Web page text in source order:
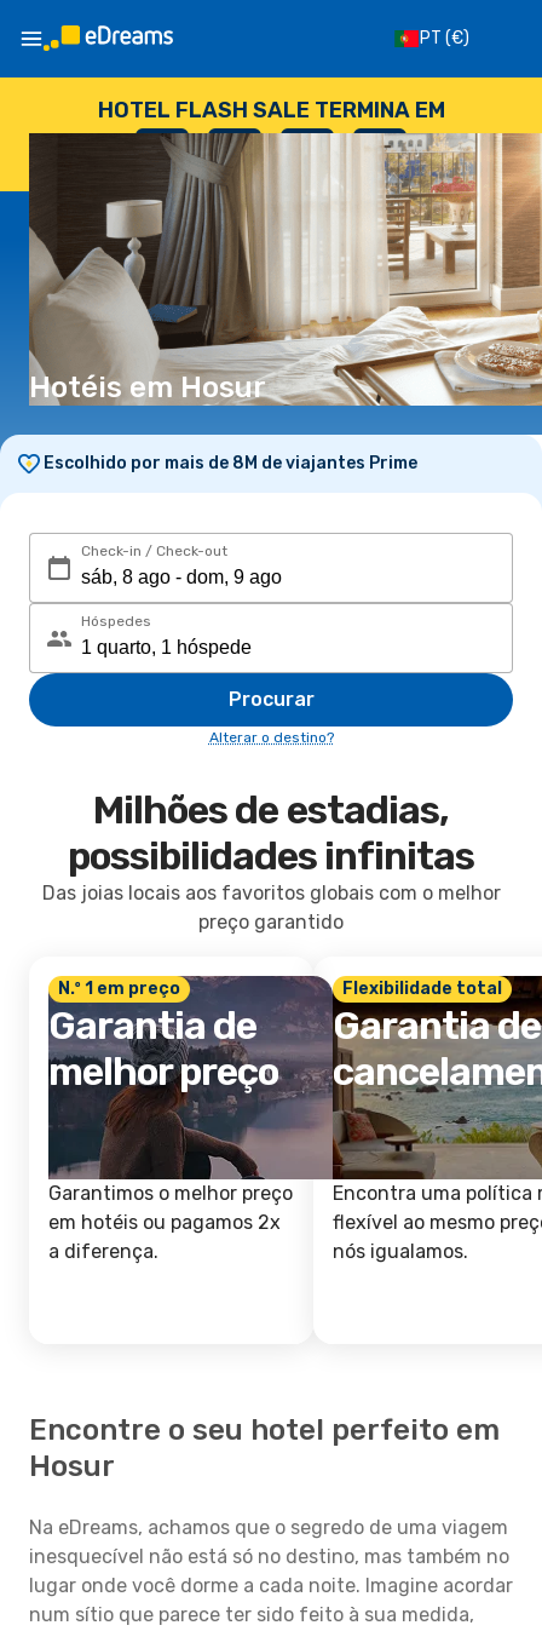
PT (€)
HOTEL FLASH SALE TERMINA EM
--
DIAS
: --
HORAS
: --
SEGUNDOS
Hotéis em Hosur
Escolhido por mais de 8M de viajantes Prime
Check-in / Check-out
Hóspedes
Procurar
Alterar o destino?
Milhões de estadias,
possibilidades infinitas
Das joias locais aos favoritos globais com o melhor
preço garantido
N.º 1 em preço
Garantia de
melhor preço
Garantimos o melhor preço
em hotéis ou pagamos 2x
a diferença.
Flexibilidade total
Garantia de
Encontra uma política
flexível ao mesmo
nós igualamos.
Encontre o seu hotel perfeito em
Hosur
Na eDreams, achamos que o segredo de uma viagem
inesquecível não está só no destino, mas também no
lugar onde você dorme a cada noite. Imagine acordar
num sítio que parece ter sido feito à sua medida,